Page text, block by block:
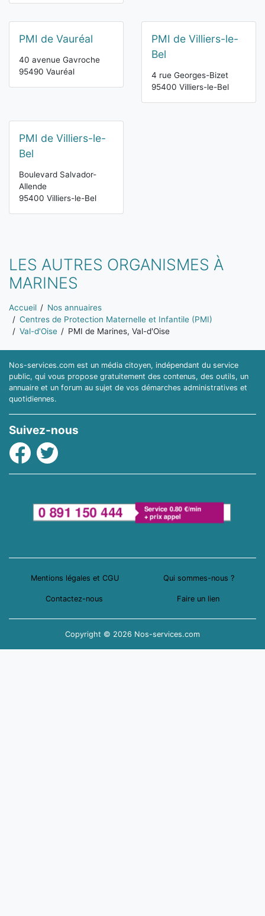
PMI de Vauréal
40 avenue Gavroche
95490 Vauréal
PMI de Villiers-le-
Bel
4 rue Georges-Bizet
95400 Villiers-le-Bel
PMI de Villiers-le-
Bel
Boulevard Salvador-
Allende
95400 Villiers-le-Bel
LES AUTRES ORGANISMES À
MARINES
Vous êtes ici:
Accueil
Nos annuaires
Centres de Protection Maternelle et Infantile (PMI)
Val-d'Oise
PMI de Marines, Val-d'Oise
Nos-services.com est un média citoyen, indépendant du service
public, qui vous propose gratuitement des contenus, des outils, un
annuaire et un forum au sujet de vos démarches administratives et
quotidiennes.
Suivez-nous
Facebook
Twitter
Mentions légales et CGU Qui sommes-nous ?
Contactez-nous Faire un lien
Copyright © 2026 Nos-services.com